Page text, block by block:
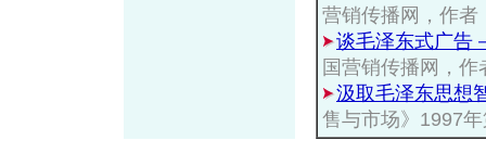
营销传播网，作者
谈毛泽东式广告
国营销传播网，作
汲取毛泽东思想
售与市场》1997